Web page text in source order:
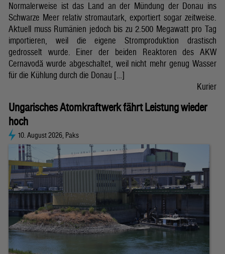
Normalerweise ist das Land an der Mündung der Donau ins
Schwarze Meer relativ stromautark, exportiert sogar zeitweise.
Aktuell muss Rumänien jedoch bis zu 2.500 Megawatt pro Tag
importieren, weil die eigene Stromproduktion drastisch
gedrosselt wurde. Einer der beiden Reaktoren des AKW
Cernavodă wurde abgeschaltet, weil nicht mehr genug Wasser
für die Kühlung durch die Donau […]
Kurier
Ungarisches Atomkraftwerk fährt Leistung wieder
hoch
10. August 2026, Paks